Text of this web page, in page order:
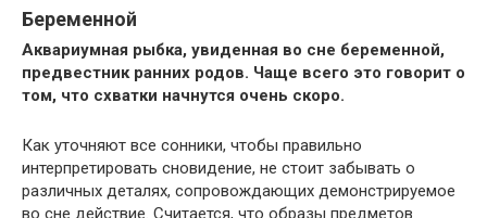
Беременной
Аквариумная рыбка, увиденная во сне беременной,
предвестник ранних родов. Чаще всего это говорит о
том, что схватки начнутся очень скоро.
Как уточняют все сонники, чтобы правильно
интерпретировать сновидение, не стоит забывать о
различных деталях, сопровождающих демонстрируемое
во сне действие. Считается, что образы предметов